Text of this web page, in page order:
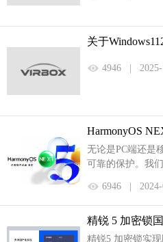
关于
4946|
HarmonyOS
无论是PC端还是
可靠的保护。我
密技术，确保您
性，同时支持快
6946|
精锐 5 加密锁
精锐5 加密锁实